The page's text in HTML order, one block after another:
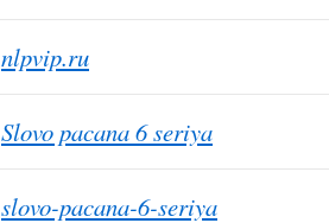
nlpvip.ru
Slovo pacana 6 seriya
slovo-pacana-6-seriya